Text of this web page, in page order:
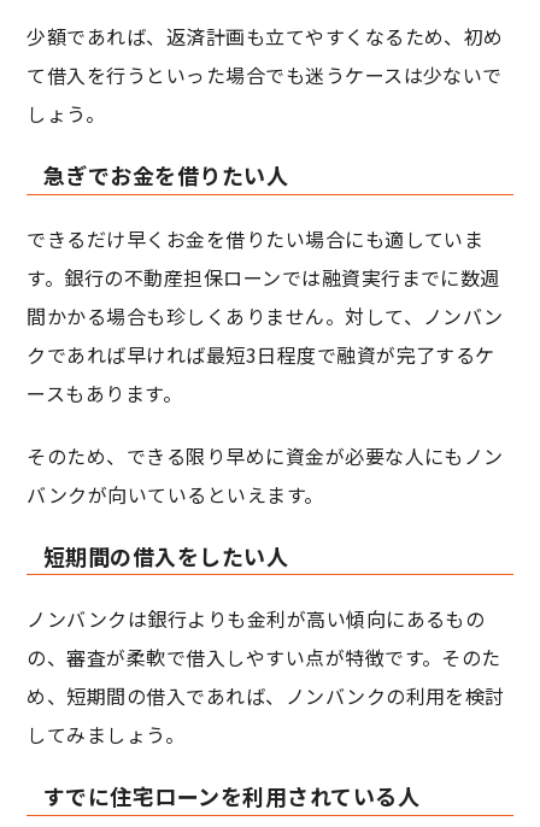
少額であれば、返済計画も立てやすくなるため、初め
て借入を行うといった場合でも迷うケースは少ないで
しょう。
急ぎでお金を借りたい人
できるだけ早くお金を借りたい場合にも適していま
す。銀行の不動産担保ローンでは融資実行までに数週
間かかる場合も珍しくありません。対して、ノンバン
クであれば早ければ最短3日程度で融資が完了するケ
ースもあります。
そのため、できる限り早めに資金が必要な人にもノン
バンクが向いているといえます。
短期間の借入をしたい人
ノンバンクは銀行よりも金利が高い傾向にあるもの
の、審査が柔軟で借入しやすい点が特徴です。そのた
め、短期間の借入であれば、ノンバンクの利用を検討
してみましょう。
すでに住宅ローンを利用されている人